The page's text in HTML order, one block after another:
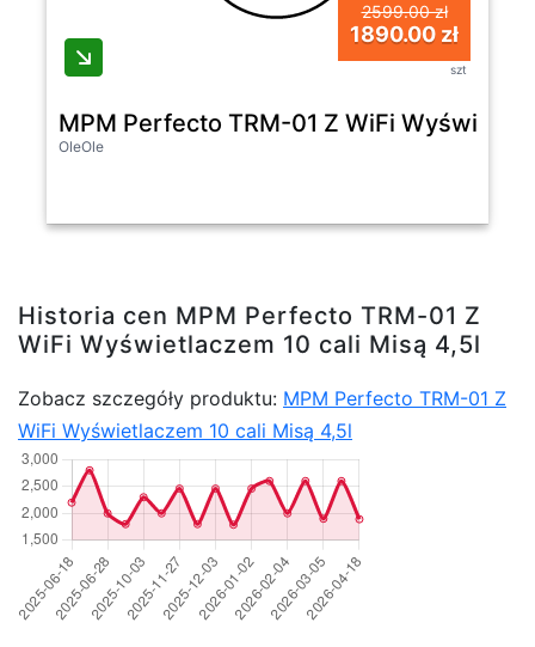
2599.00 zł
1890.00 zł
szt
MPM Perfecto TRM-01 Z WiFi
OleOle
Historia cen MPM Perfecto TRM-01 Z
WiFi Wyświetlaczem 10 cali Misą 4,5l
Zobacz szczegóły produktu: MPM Perfecto TRM-01 Z
WiFi Wyświetlaczem 10 cali Misą 4,5l